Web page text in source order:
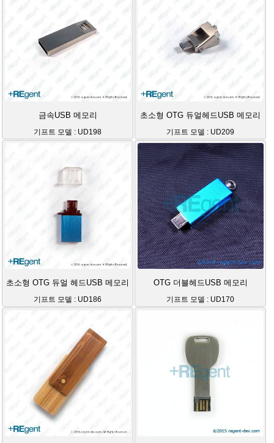
금속USB 메모리
기프트 모델 : UD198
초소형 OTG 듀얼헤드USB 메모리
기프트 모델 : UD209
초소형 OTG 듀얼 헤드USB 메모리
기프트 모델 : UD186
OTG 더블헤드USB 메모리
기프트 모델 : UD170